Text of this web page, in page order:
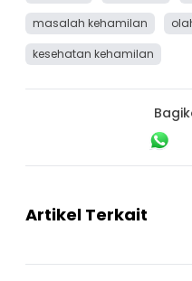
masalah kehamilan
kesehatan kehamilan
Artikel Terkait